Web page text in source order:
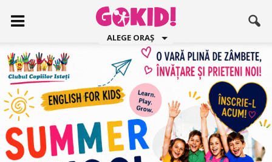
ALEGE ORAȘ